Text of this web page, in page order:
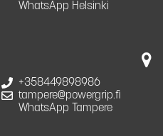
WhatsApp Helsinki
+358449898986
tampere@powergrip.fi
WhatsApp Tampere